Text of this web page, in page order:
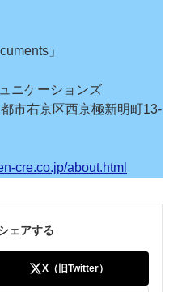
」
ニケーションズ
市右京区西京極新明町13-
cre.co.jp/about.html
ェアする
X（旧Twitter）